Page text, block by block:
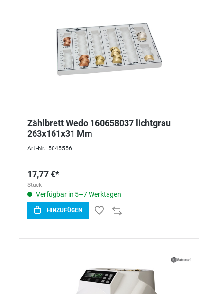
Zählbrett Wedo 160658037 lichtgrau
263x161x31 Mm
Art.-Nr.: 5045556
17,77 €*
Stück
Verfügbar in 5–7 Werktagen
HINZUFÜGEN